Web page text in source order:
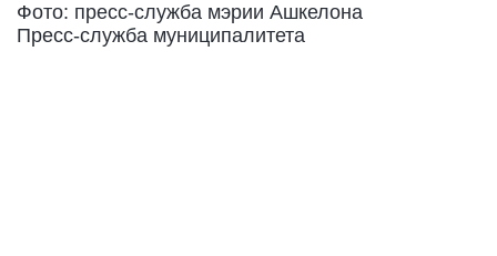
Фото: пресс-служба мэрии Ашкелона
Пресс-служба муниципалитета